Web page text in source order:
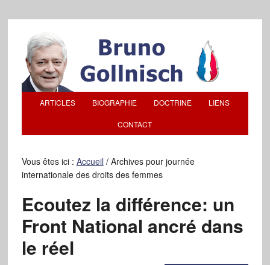
ARTICLES BIOGRAPHIE DOCTRINE LIENS
CONTACT
Vous êtes ici : Accueil /Archives pour journée
internationale des droits des femmes
Ecoutez la différence: un
Front National ancré dans
le réel